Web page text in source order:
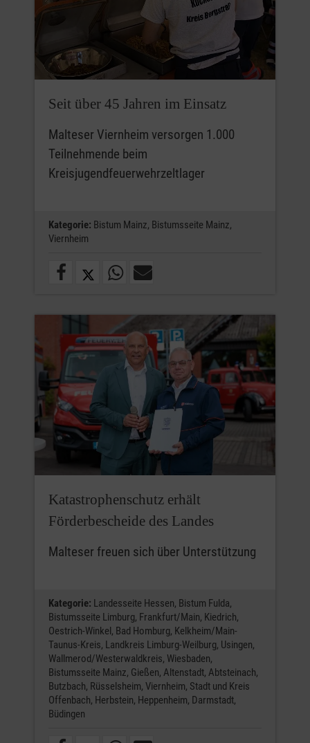
Seit über 45 Jahren im Einsatz
Malteser Viernheim versorgen 1.000
Teilnehmende beim
Kreisjugendfeuerwehrzeltlager
Kategorie: Bistum Mainz, Bistumsseite Mainz,
Viernheim
Katastrophenschutz erhält
Förderbescheide des Landes
Malteser freuen sich über Unterstützung
Kategorie: Landesseite Hessen, Bistum Fulda,
Bistumsseite Limburg, Frankfurt/Main, Kiedrich,
Oestrich-Winkel, Bad Homburg, Kelkheim/Main-
Taunus-Kreis, Landkreis Limburg-Weilburg, Usingen,
Wallmerod/Westerwaldkreis, Wiesbaden,
Bistumsseite Mainz, Gießen, Altenstadt, Abtsteinach,
Butzbach, Rüsselsheim, Viernheim, Stadt und Kreis
Offenbach, Herbstein, Heppenheim, Darmstadt,
Büdingen